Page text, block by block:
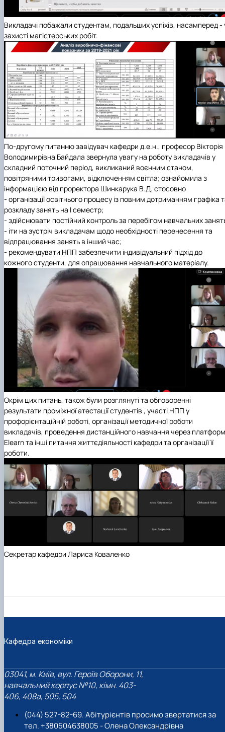
Викладачі побажали студентам, подальших успіхів, насамперед -
захисті магістерських робіт.
По-другому питанню завідувач кафедри д.е.н., професор Вікторія
Володимирівна Байдала звернула увагу на роботу викладачів у
складний поточний період, викликаний воєнним станом,
повітряними тривогами, відключенням світла; ознайомила з
інформацією від проректора Шинкарука В.Д. стосовно
- організації освітнього процесу із повним дотриманням графіка
розкладу занять на І семестр;
- здійснювати постійний контроль за перебігом навчальних
- іти на зустріч викладачам щодо необхідності перенесення та
відпрацювання занять в інший час;
- рекомендувати НПП забезпечити індивідуальний підхід до
кожного студенти, для опрацювання навчального матеріалу.
Окрім цих питань, також були розглянуті та обговоренні
результати проміжної атестації студентів , участі НПП у
профорієнтаційній роботі, організації методичної роботи
викладачів, проведення дистанційного навчання через
Elearn та інші питання життєдіяльності кафедри та організації її
роботи.
Секретар кафедри Лариса Коваленко
Кафедра економіки
03041, м. Київ, вул. Героїв Оборони, 11,
навчальний корпус №10, кімн. 403-
406, 408a, 505, 504
(044) 527-82-69. Абітурієнтів просимо звертатися за
тел. +380504638005 - Олена Олександрівна